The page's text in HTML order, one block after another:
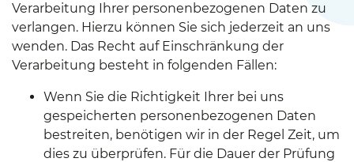
Verarbeitung Ihrer personenbezogenen Daten zu
verlangen. Hierzu können Sie sich jederzeit an uns
wenden. Das Recht auf Einschränkung der
Verarbeitung besteht in folgenden Fällen:
Wenn Sie die Richtigkeit Ihrer bei uns
gespeicherten personenbezogenen Daten
bestreiten, benötigen wir in der Regel Zeit, um
dies zu überprüfen. Für die Dauer der Prüfung